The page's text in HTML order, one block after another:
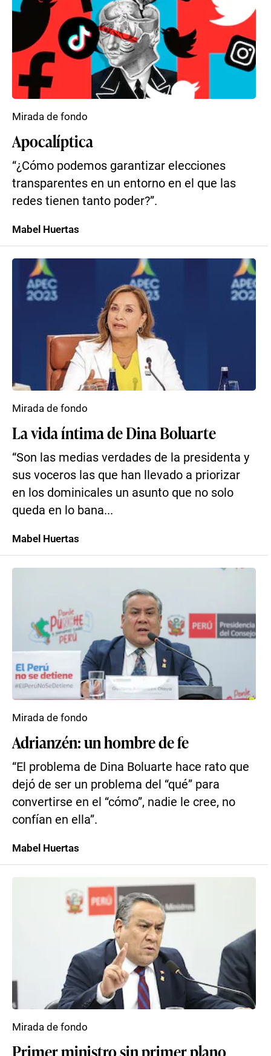
Apocalíptica
“¿Cómo podemos garantizar elecciones
transparentes en un entorno en el que las
redes tienen tanto poder?”.
Mirada de fondo
Mabel Huertas
La vida íntima de Dina Boluarte
“Son las medias verdades de la presidenta y
sus voceros las que han llevado a priorizar
en los dominicales un asunto que no solo
queda en lo bana...
Mirada de fondo
Mabel Huertas
Adrianzén: un hombre de fe
“El problema de Dina Boluarte hace rato que
dejó de ser un problema del “qué” para
convertirse en el “cómo”, nadie le cree, no
confían en ella”.
Mirada de fondo
Mabel Huertas
Primer ministro sin primer plano
Mirada de fondo